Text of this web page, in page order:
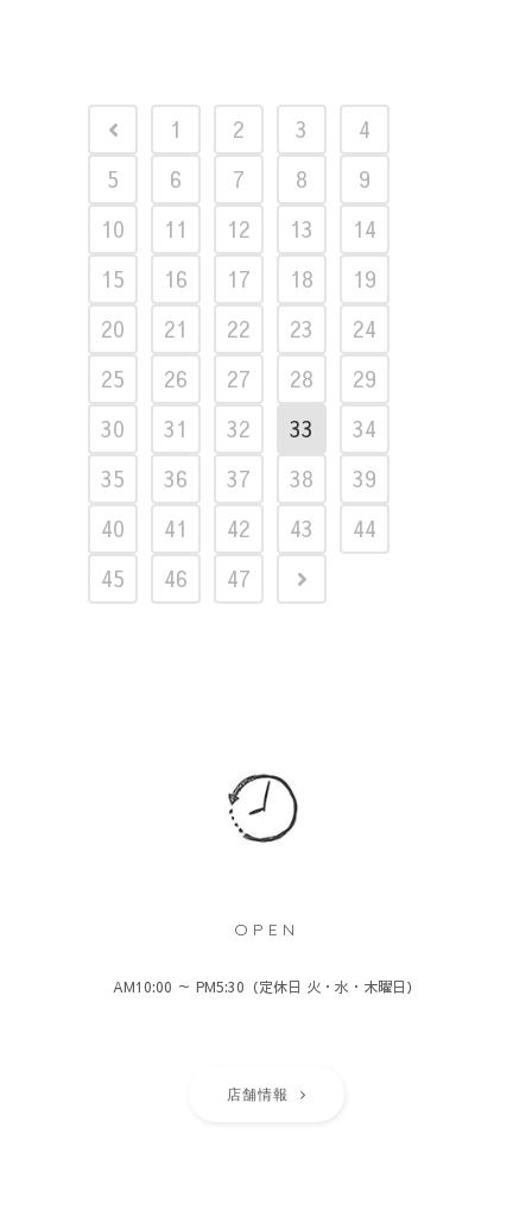
1 2 3
4
5
6 7 8
9
10
11 12 13
14
15
16 17 18
19
20
21 22 23
24
25
26 27 28
29
30
31 32 33
34
35
36 37 38
39
40
41 42 43
44
45
46 47
OPEN
AM10:00 ～ PM5:30（定休日 火・水・木曜日）
店舗情報